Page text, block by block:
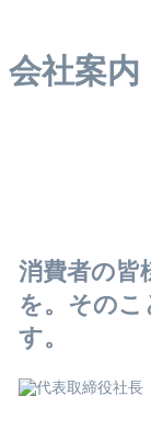
会社案内
消費者の皆
を。その
す。